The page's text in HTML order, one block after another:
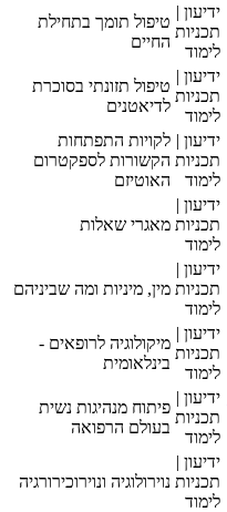
ידיעון |
תכניות
לימוד
טיפול תומך בתחילת
החיים
ידיעון |
תכניות
לימוד
טיפול תזונתי בסוכרת
לדיאטנים
ידיעון |
תכניות
לימוד
לקויות התפתחות
הקשורות לספקטרום
האוטיזם
ידיעון |
תכניות
לימוד
מאגרי שאלות
ידיעון |
תכניות
לימוד
מין, מיניות ומה שביניהם
ידיעון |
תכניות
לימוד
מיקולוגיה לרופאים -
בינלאומית
ידיעון |
תכניות
לימוד
פיתוח מנהיגות נשית
בעולם הרפואה
ידיעון |
תכניות
לימוד
נוירולוגיה ונוירוכירורגיה